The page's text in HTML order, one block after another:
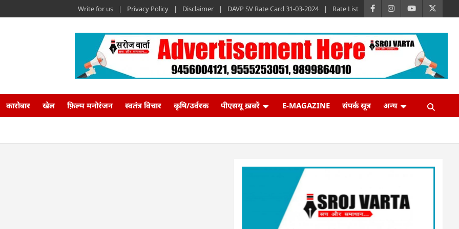
Write for us Privacy Policy Disclaimer DAVP SV Rate Card 31-03-2024 Rate List
कारोबार खेल फ़िल्म मनोरंजन स्वतंत्र विचार कृषि/उर्वरक पीएसयू ख़बरें E-MAGAZINE संपर्क सूत्र अन्य